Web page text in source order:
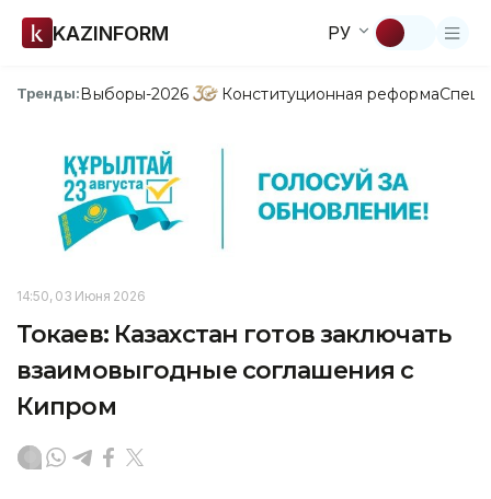
KAZINFORM РУ
Тренды:Выборы-2026 Конституционная реформа
14:50, 03 Июня 2026
Токаев: Казахстан готов заключать
взаимовыгодные соглашения с
Кипром